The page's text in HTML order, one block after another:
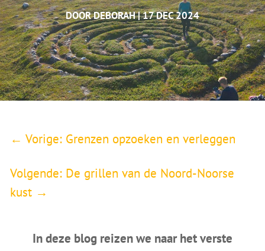
DOORDEBORAH 17 DEC 2024
← Vorige: Grenzen opzoeken en verleggen
Volgende: De grillen van de Noord-Noorse
kust→
In deze blog reizen we naar het verste